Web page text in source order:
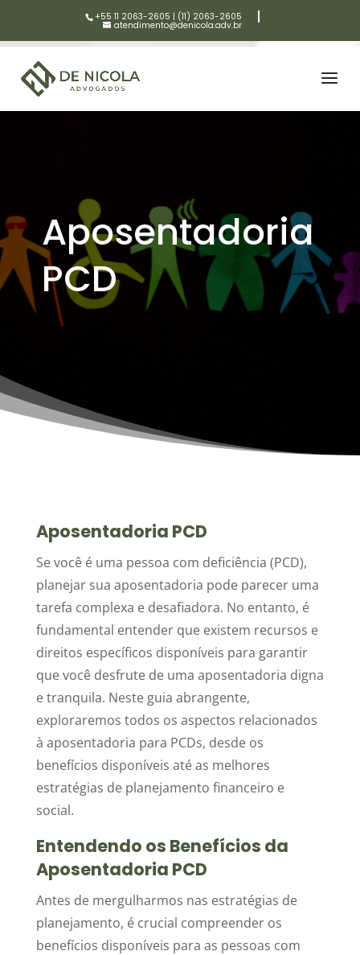
+55 11 2063-2605 | (11) 2063-2605
atendimento@denicola.adv.br
Aposentadoria
PCD
Aposentadoria PCD
Se você é uma pessoa com deficiência (PCD),
planejar sua aposentadoria pode parecer uma
tarefa complexa e desafiadora. No entanto, é
fundamental entender que existem recursos e
direitos específicos disponíveis para garantir
que você desfrute de uma aposentadoria digna
e tranquila. Neste guia abrangente,
exploraremos todos os aspectos relacionados
à aposentadoria para PCDs, desde os
benefícios disponíveis até as melhores
estratégias de planejamento financeiro e
social.
Entendendo os Benefícios da
Aposentadoria PCD
Antes de mergulharmos nas estratégias de
planejamento, é crucial compreender os
benefícios disponíveis para as pessoas com